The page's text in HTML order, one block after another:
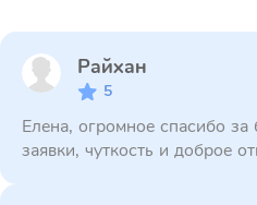
Райхан
5
Елена, огромное спасибо
заявки, чуткость и доброе